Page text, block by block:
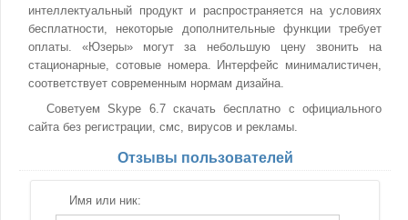
интеллектуальный продукт и распространяется на условиях
бесплатности, некоторые дополнительные функции требует
оплаты. «Юзеры» могут за небольшую цену звонить на
стационарные, сотовые номера. Интерфейс минималистичен,
соответствует современным нормам дизайна.
Советуем Skype 6.7 скачать бесплатно с официального
сайта без регистрации, смс, вирусов и рекламы.
Отзывы пользователей
Имя или ник: